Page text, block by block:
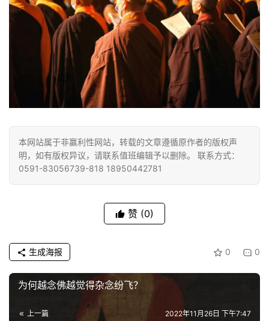
政
明
本网站属于非赢利性网站，转载的文章遵循原作者的版权声
明，如有版权异议，请联系值班编辑予以删除。 联系方式：
0591-83056739-818 18950442781
赞 (0)
0 0
生成海报
为何越念佛越觉得杂念纷飞？
上一篇 2022年11月26日 下午7:47